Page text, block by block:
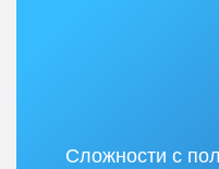
Сложности с